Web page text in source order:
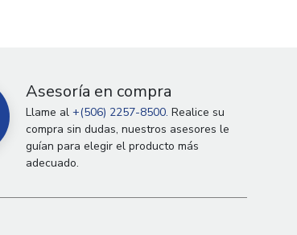
Asesoría en compra
Llame al+(506) 2257-8500. Realice su
compra sin dudas, nuestros asesores le
guían para elegir el producto más
adecuado.